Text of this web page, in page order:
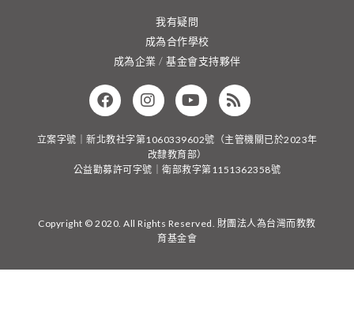
我有疑問
成為合作學校
成為企業 / 基金會支持夥伴
立案字號｜新北教社字第1060339602號（主管機關已於2023年
改隸教育部）
公益勸募許可字號｜衛部救字第1151362358號
Copyright © 2020. All Rights Reserved. 財團法人為台灣而教教
育基金會